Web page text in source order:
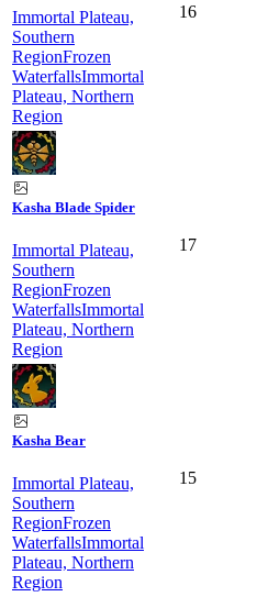
Immortal Plateau,
Southern
RegionFrozen
WaterfallsImmortal
Plateau, Northern
Region
16
Kasha Blade Spider
Immortal Plateau,
Southern
RegionFrozen
WaterfallsImmortal
Plateau, Northern
Region
17
Kasha Bear
Immortal Plateau,
Southern
RegionFrozen
WaterfallsImmortal
Plateau, Northern
Region
15